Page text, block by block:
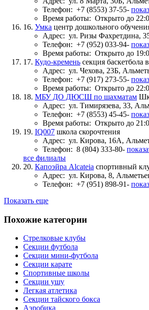
Телефон: +7 (8553) 37-55-
Время работы: Открыто до
16. Умка центр дошкольного
Адрес: ул. Ризы Фахретдина,
Телефон: +7 (952) 033-94-
Время работы: Открыто до
17. Кудо-кремень секция баскетбола
Адрес: ул. Чехова, 23Б,
Телефон: +7 (917) 273-55-
Время работы: Открыто до
18. МБУ ДО ДЮСШ по шахматам
Адрес: ул. Тимирязева, 33,
Телефон: +7 (8553) 45-45-
Время работы: Открыто до
19. IQ007 школа скорочтения
Адрес: ул. Кирова, 16А,
Телефон: 8 (804) 333-80-
все филиалы
20. Капоэйра Alcateia спортивный
Адрес: ул. Кирова, 8,
Телефон: +7 (951) 898-91-
Показать еще
Похожие категории
Стрелковые клубы
Секции футбола
Секции мини-футбола
Секции карате
Спортивные школы
Секции ушу
Легкая атлетика
Секции тайского бокса
Аэробика